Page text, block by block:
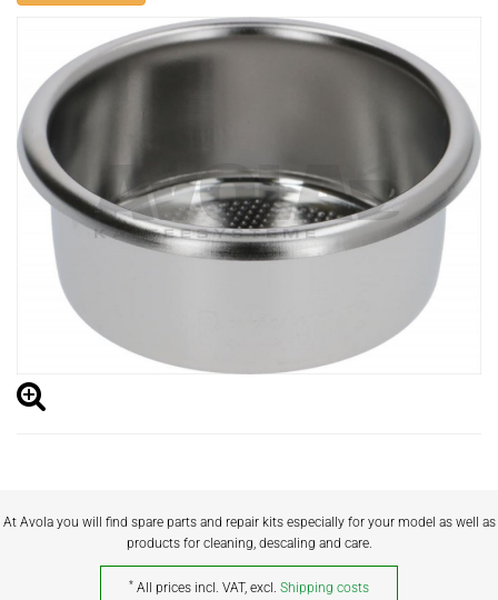
At Avola you will find spare parts and repair kits especially for your model as well as
products for cleaning, descaling and care.
* All prices incl. VAT, excl. Shipping costs